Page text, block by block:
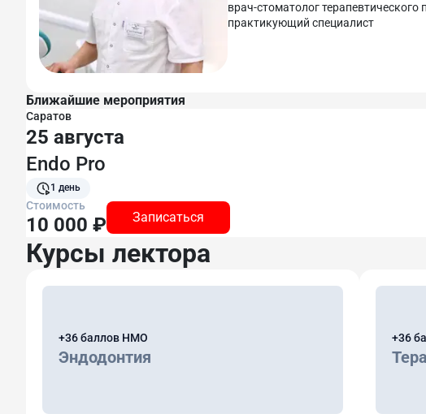
врач-стоматолог
практикующий специалист
Ближайшие мероприятия
Саратов
25 августа
Endo Pro
1 день
Стоимость
10 000 ₽ Записаться
Курсы лектора
+36 баллов НМО
Эндодонтия
+36